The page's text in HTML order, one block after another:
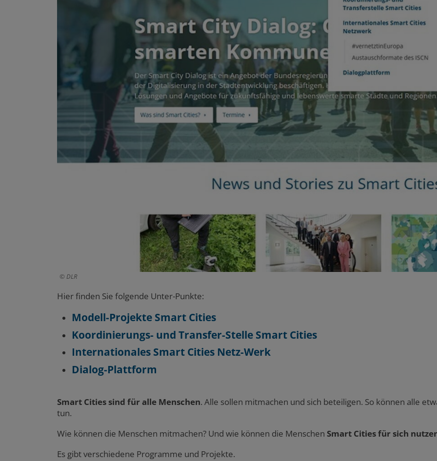
DLR
Hier finden Sie folgende Unter-Punkte:
Modell-Projekte Smart Cities
Koordinierungs- und Transfer-Stelle Smart Cities
Internationales Smart Cities Netz-Werk
Dialog-Plattform
Smart Cities sind für alle Menschen. Alle sollen mitmachen und sich beteiligen. So können alle
tun.
Wie können die Menschen mitmachen? Und wie können die Menschen Smart Cities für sich
Es gibt verschiedene Programme und Projekte.